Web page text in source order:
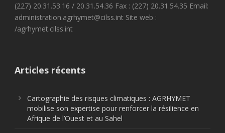
(227) 20.31.53.16 / 20.31.54.36 Fax : (227) 20.31.54.35 Email:
administration.agrhymet@cilss.int Site web :
/agrhymet.cilss.int
Articles récents
Cartographie des risques climatiques : AGRHYMET
mobilise son expertise pour renforcer la résilience en
Afrique de l’Ouest et au Sahel